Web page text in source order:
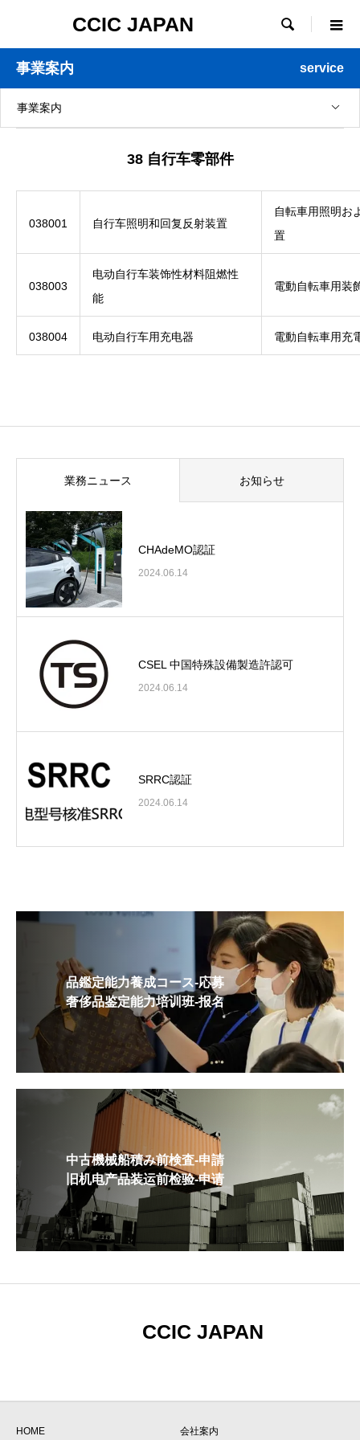
CCIC JAPAN 
事業案内 service
事業案内
38 自行车零部件
038001 自行车照明和回复反射装置
自転車用照明お
置
038003
电动自行车装饰性材料阻燃性
能
電動自転車用装
038004 电动自行车用充电器 電動自転車用充
業務ニュース お知らせ
CHAdeMO認証
2024.06.14
CSEL 中国特殊設備製造許認可
2024.06.14
SRRC認証
2024.06.14
品鑑定能力養成コース-応募
奢侈品鉴定能力培训班-报名
中古機械船積み前検査-申請
旧机电产品装运前检验-申请
CCIC JAPAN
HOME 会社案内